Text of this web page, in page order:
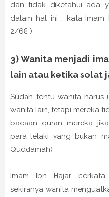
dan tidak diketahui ada
dalam hal ini , kata Imam
2/68 )
3) Wanita menjadi
lain atau ketika solat
Sudah tentu wanita harus
wanita lain, tetapi mereka
bacaan quran mereka
para lelaki yang bukan
Quddamah)
Imam Ibn Hajar
sekiranya wanita